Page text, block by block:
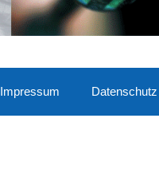
Impressum Datenschutz